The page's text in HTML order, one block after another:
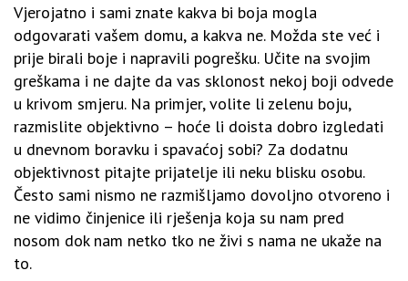
Vjerojatno i sami znate kakva bi boja mogla
odgovarati vašem domu, a kakva ne. Možda ste već i
prije birali boje i napravili pogrešku. Učite na svojim
greškama i ne dajte da vas sklonost nekoj boji odvede
u krivom smjeru. Na primjer, volite li zelenu boju,
razmislite objektivno – hoće li doista dobro izgledati
u dnevnom boravku i spavaćoj sobi? Za dodatnu
objektivnost pitajte prijatelje ili neku blisku osobu.
Često sami nismo ne razmišljamo dovoljno otvoreno i
ne vidimo činjenice ili rješenja koja su nam pred
nosom dok nam netko tko ne živi s nama ne ukaže na
to.